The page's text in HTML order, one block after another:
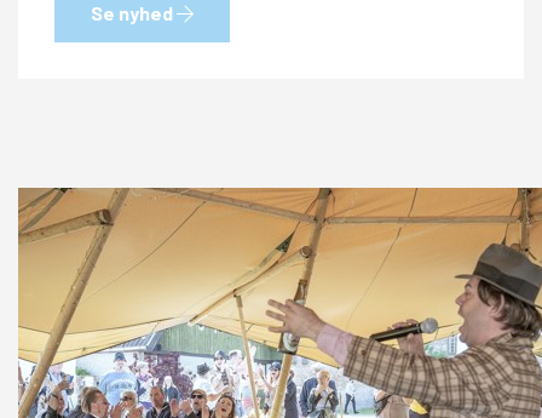
Se nyhed